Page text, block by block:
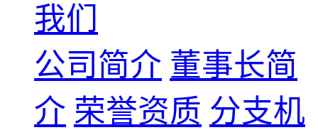
我们
公司简介 董事长简
介 荣誉资质 分支机